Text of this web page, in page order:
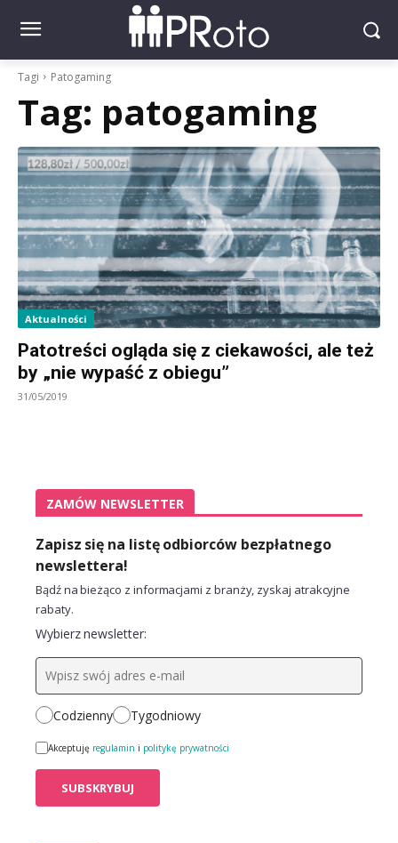
Tagi Patogaming
Tag: patogaming
Aktualności
Patotreści ogląda się z ciekawości, ale też
by „nie wypaść z obiegu”
31/05/2019
ZAMÓW NEWSLETTER
Zapisz się na listę odbiorców bezpłatnego
newslettera!
Bądź na bieżąco z informacjami z branży, zyskaj atrakcyjne
rabaty.
Wybierz newsletter:
Codzienny Tygodniowy
Akceptuję regulamin i politykę prywatności